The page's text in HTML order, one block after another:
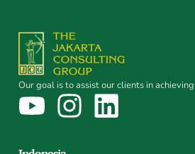
Our goal is to assist our clients in